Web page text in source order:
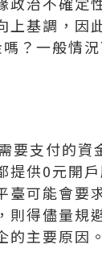
上基調，因
？一般情
要支付的資
提供0元開
臺可能會要
則得儘量規
的主要原因